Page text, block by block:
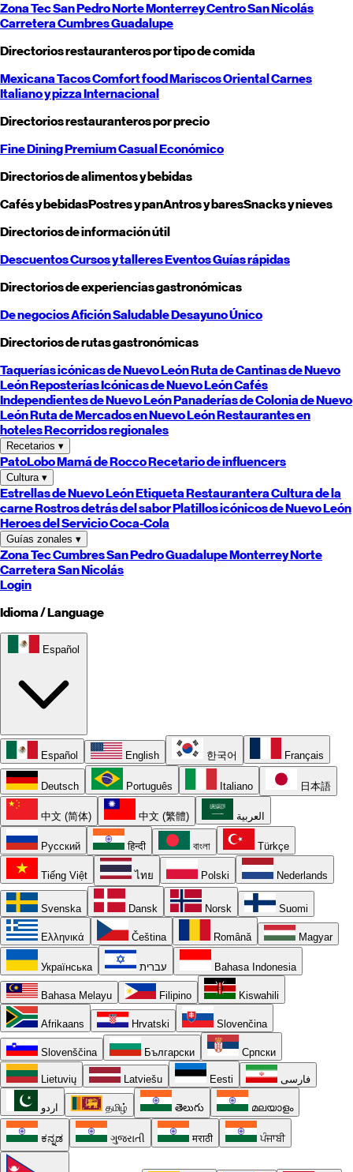
Zona TecSan PedroNorteMonterreyCentroSan Nicolás
CarreteraCumbresGuadalupe
Directorios restauranteros por tipo de comida
MexicanaTacosComfort foodMariscosOrientalCarnes
Italiano y pizzaInternacional
Directorios restauranteros por precio
Fine DiningPremiumCasualEconómico
Directorios de alimentos y bebidas
Cafés y bebidasPostres y panAntros y baresSnacks y nieves
Directorios de información útil
DescuentosCursos y talleresEventosGuías rápidas
Directorios de experiencias gastronómicas
De negociosAficiónSaludableDesayunoÚnico
Directorios de rutas gastronómicas
Taquerías icónicas deNuevo LeónRuta de Cantinas deNuevo
LeónReposterías Icónicas deNuevo LeónCafés
Independientes deNuevo LeónPanaderías de Colonia deNuevo
LeónRuta de Mercados enNuevo LeónRestaurantes en
hotelesRecorridos regionales
Recetarios ▾
PatoLoboMamá de RoccoRecetario de influencers
Cultura ▾
Estrellas deNuevo LeónEtiqueta RestauranteraCultura de la
carneRostros detrás del saborPlatillos icónicos deNuevo León
Heroes del Servicio Coca-Cola
Guías zonales ▾
Zona TecCumbresSan PedroGuadalupeMonterreyNorte
CarreteraSan Nicolás
Login
Idioma / Language
Español
Español English 한국어 Français
Deutsch Português Italiano 日本語
中文 (简体) 中文 (繁體) العربية
Русский हिन्दी বাংলা Türkçe
Tiếng Việt ไทย Polski Nederlands
Svenska Dansk Norsk Suomi
Ελληνικά Čeština Română Magyar
Українська עברית Bahasa Indonesia
Bahasa Melayu Filipino Kiswahili
Afrikaans Hrvatski Slovenčina
Slovenščina Български Српски
Lietuvių Latviešu Eesti فارسی
اردو தமிழ் తెలుగు മലയാളം
ಕನ್ನಡ ગુજરાતી मराठी ਪੰਜਾਬੀ